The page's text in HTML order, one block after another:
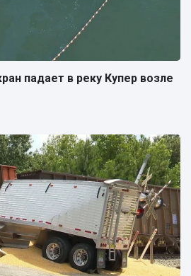
падает в реку Купер возле